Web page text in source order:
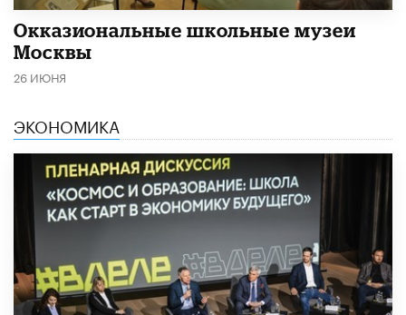
​Окказиональные школьные музеи
Москвы
26 ИЮНЯ
ЭКОНОМИКА